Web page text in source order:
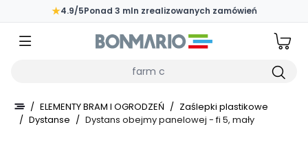
Przejdź do głównej zawartości strony
★4.9/5Ponad 3 mln zrealizowanych zamówień
/ ELEMENTY BRAM I OGRODZEŃ / Zaślepki plastikowe
/ Dystanse / Dystans obejmy panelowej - fi 5, mały